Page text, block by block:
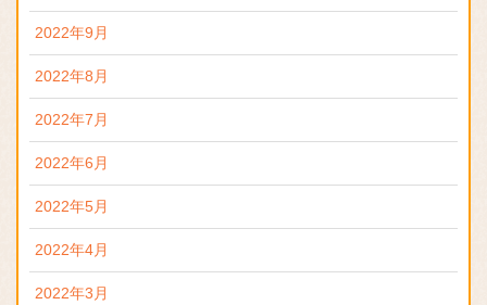
2022年9月
2022年8月
2022年7月
2022年6月
2022年5月
2022年4月
2022年3月